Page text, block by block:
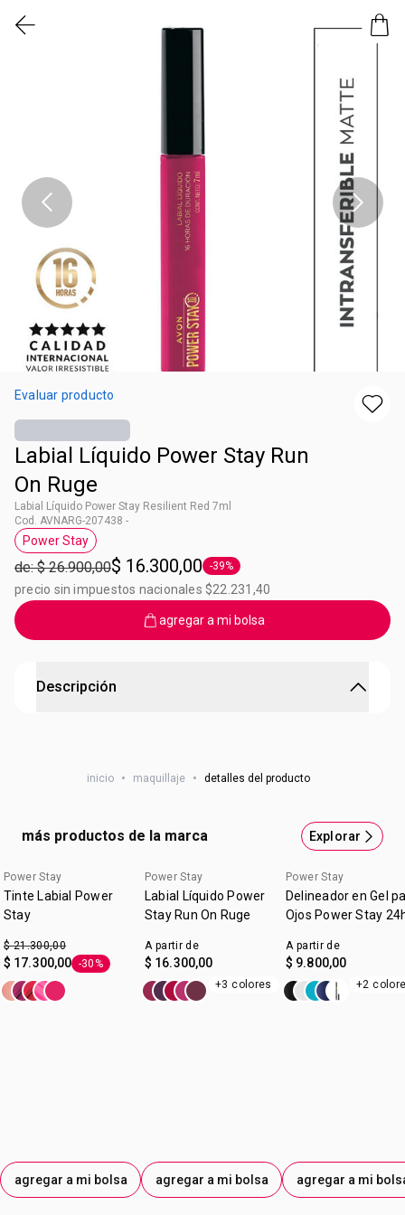
Evaluar producto
Labial Líquido Power Stay Run
On Ruge
Labial Líquido Power Stay Resilient Red 7ml
Cod. AVNARG-207438 -
Etiqueta Power Stay
Power Stay
de: $ 26.900,00$ 16.300,00 Etiqueta -39%
-39%
precio sin impuestos nacionales $22.231,40
agregar a mi bolsa
Descripción
labial que llegó para quedarse. ¿Qué esperás para sumarlo
mejor? 16 horas de duración ¡sin retoques! Beneficios:
Acabado mate. Alta cobertura. A prueba de agua y súper
para quedarse. ¿Qué esperás para sumarlo a tu look? No
vas a querer dejar de usarlo nunca.
inicio • maquillaje • detalles del producto
más productos de la marca Explorar
Power Stay
Tinte Labial Power
Stay
$ 21.300,00
$ 17.300,00 Etiqueta -30%
-30%
agregar a mi bolsa
Power Stay
Labial Líquido Power
Stay Run On Ruge
A partir de
$ 16.300,00
+3 colores
agregar a mi bolsa
Power Stay
Delineador en Gel
Ojos Power Stay
A partir de
$ 9.800,00
+2
agregar a mi